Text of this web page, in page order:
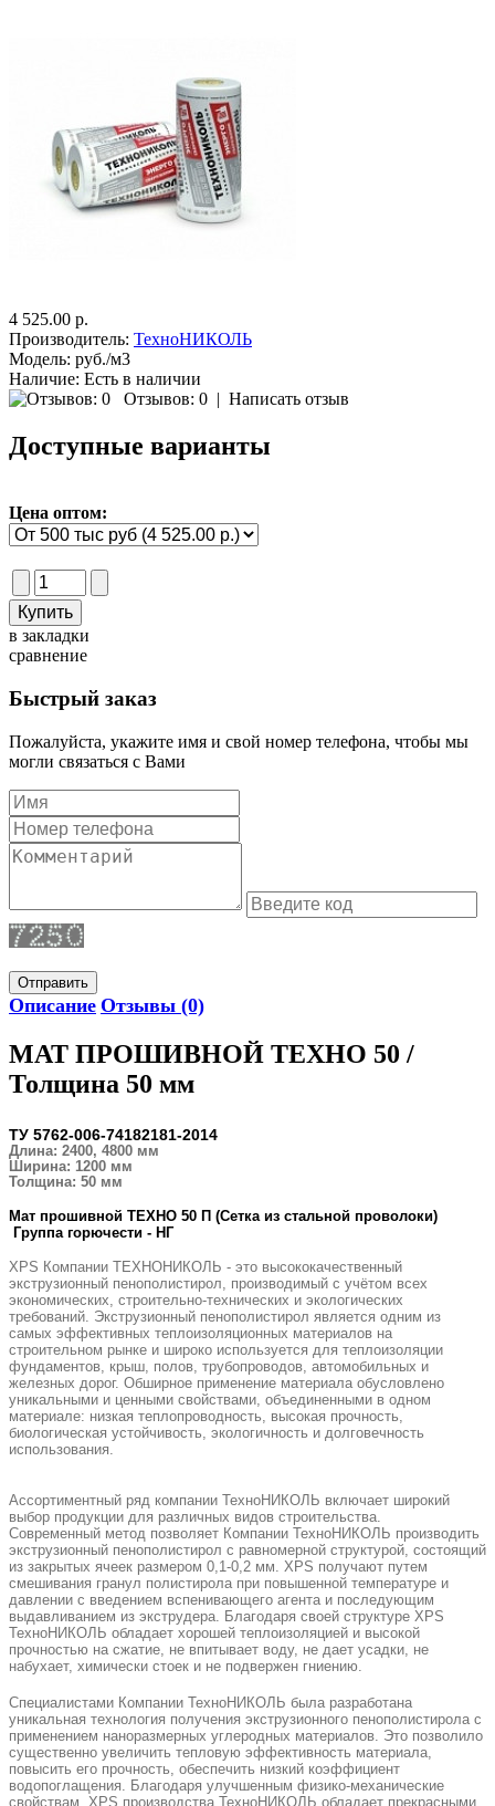
4 525.00 р.
Производитель: ТехноНИКОЛЬ
Модель: руб./м3
Наличие: Есть в наличии
Отзывов: 0 | Написать отзыв
Доступные варианты
Цена оптом:
в закладки
сравнение
Быстрый заказ
Пожалуйста, укажите имя и свой номер телефона, чтобы мы
могли связаться с Вами
Отправить
Описание Отзывы (0)
МАТ ПРОШИВНОЙ ТЕХНО 50 /
Толщина 50 мм
ТУ 5762-006-74182181-2014
Длина: 2400, 4800 мм
Ширина: 1200 мм
Толщина: 50 мм
Мат прошивной ТЕХНО 50 П (Сетка из стальной проволоки)
Группа горючести - НГ
XPS Компании ТЕХНОНИКОЛЬ - это высококачественный
экструзионный пенополистирол, производимый с учётом всех
экономических, строительно-технических и экологических
требований. Экструзионный пенополистирол является одним из
самых эффективных теплоизоляционных материалов на
строительном рынке и широко используется для теплоизоляции
фундаментов, крыш, полов, трубопроводов, автомобильных и
железных дорог. Обширное применение материала обусловлено
уникальными и ценными свойствами, объединенными в одном
материале: низкая теплопроводность, высокая прочность,
биологическая устойчивость, экологичность и долговечность
использования.
Ассортиментный ряд компании ТехноНИКОЛЬ включает широкий
выбор продукции для различных видов строительства.
Современный метод позволяет Компании ТехноНИКОЛЬ производить
экструзионный пенополистирол с равномерной структурой, состоящий
из закрытых ячеек размером 0,1-0,2 мм. XPS получают путем
смешивания гранул полистирола при повышенной температуре и
давлении с введением вспенивающего агента и последующим
выдавливанием из экструдера. Благодаря своей структуре XPS
ТехноНИКОЛЬ обладает хорошей теплоизоляцией и высокой
прочностью на сжатие, не впитывает воду, не дает усадки, не
набухает, химически стоек и не подвержен гниению.
Специалистами Компании ТехноНИКОЛЬ была разработана
уникальная технология получения экструзионного пенополистирола с
применением наноразмерных углеродных материалов. Это позволило
существенно увеличить тепловую эффективность материала,
повысить его прочность, обеспечить низкий коэффициент
водопоглащения. Благодаря улучшенным физико-механические
свойствам, XPS производства ТехноНИКОЛЬ обладает прекрасными